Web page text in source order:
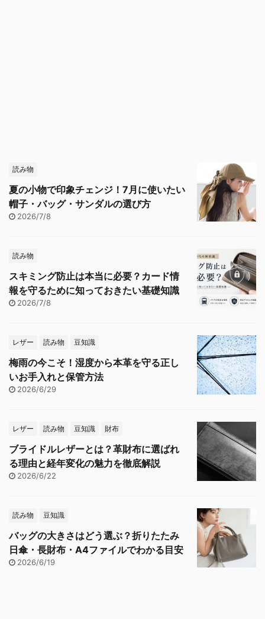
読み物
夏の小物で印象チェンジ！7月に使いたい
帽子・バッグ・サンダルの選び方
2026/7/8
読み物
スキミング防止は本当に必要？カード情
報を守るために知っておきたい基礎知識
2026/7/8
レザー 読み物 豆知識
梅雨の今こそ！湿度から本革を守る正し
いお手入れと保管方法
2026/6/29
レザー 読み物 豆知識 財布
ブライドルレザーとは？革財布に選ばれ
る理由と経年変化の魅力を徹底解説
2026/6/22
読み物 豆知識
バッグの大きさはどう選ぶ？折りたたみ
日傘・長財布・A4ファイルでわかる目安
2026/6/19